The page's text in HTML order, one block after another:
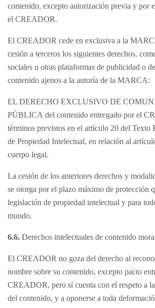
contenido, excepto autorización previa y por
el CREADOR.
El CREADOR cede en exclusiva a la
cesión a terceros los siguientes derechos,
sociales u otras plataformas de publicidad o
contenido ajenos a la autoría de la MARCA:
EL DERECHO EXCLUSIVO DE
PÚBLICA del contenido entregado por el
términos previstos en el artículo 20 del Texto
de Propiedad Intelectual, en relación al
cuerpo legal.
La cesión de los anteriores derechos y
se otorga por el plazo máximo de protección
legislación de propiedad intelectual y para
mundo.
6.6. Derechos intelectuales de contenido
El CREADOR no goza del derecho al
nombre sobre su contenido, excepto pacto
CREADOR, pero sí cuenta con el respeto a
del contenido, y a oponerse a toda